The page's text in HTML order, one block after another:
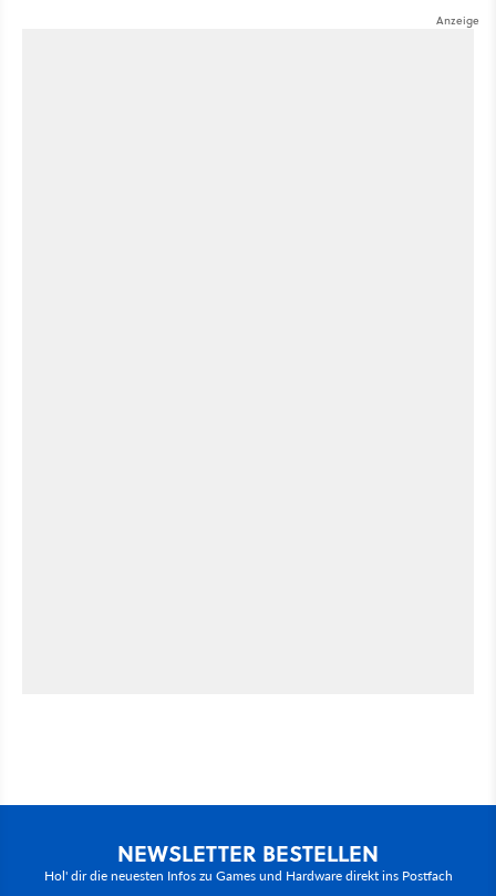
NEWSLETTER BESTELLEN
Hol' dir die neuesten Infos zu Games und Hardware direkt ins Postfach